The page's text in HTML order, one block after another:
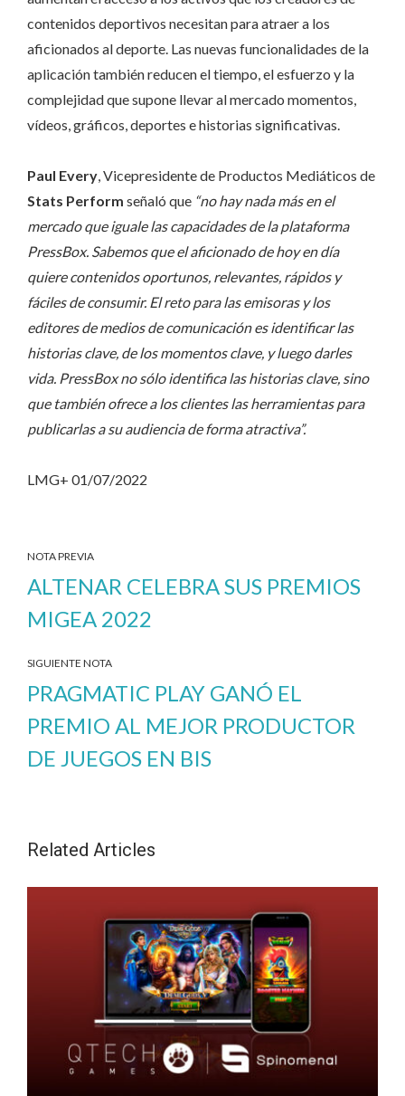
contenidos deportivos necesitan para atraer a los
aficionados al deporte. Las nuevas funcionalidades de la
aplicación también reducen el tiempo, el esfuerzo y la
complejidad que supone llevar al mercado momentos,
vídeos, gráficos, deportes e historias significativas.
Paul Every , Vicepresidente de Productos Mediáticos de
Stats Perform señaló que “no hay nada más en el
mercado que iguale las capacidades de la plataforma
PressBox. Sabemos que el aficionado de hoy en día
quiere contenidos oportunos, relevantes, rápidos y
fáciles de consumir. El reto para las emisoras y los
editores de medios de comunicación es identificar las
historias clave, de los momentos clave, y luego darles
vida. PressBox no sólo identifica las historias clave, sino
que también ofrece a los clientes las herramientas para
publicarlas a su audiencia de forma atractiva”.
LMG+ 01/07/2022
NOTA PREVIA
ALTENAR CELEBRA SUS PREMIOS
MIGEA 2022
SIGUIENTE NOTA
PRAGMATIC PLAY GANÓ EL
PREMIO AL MEJOR PRODUCTOR
DE JUEGOS EN BIS
Related Articles